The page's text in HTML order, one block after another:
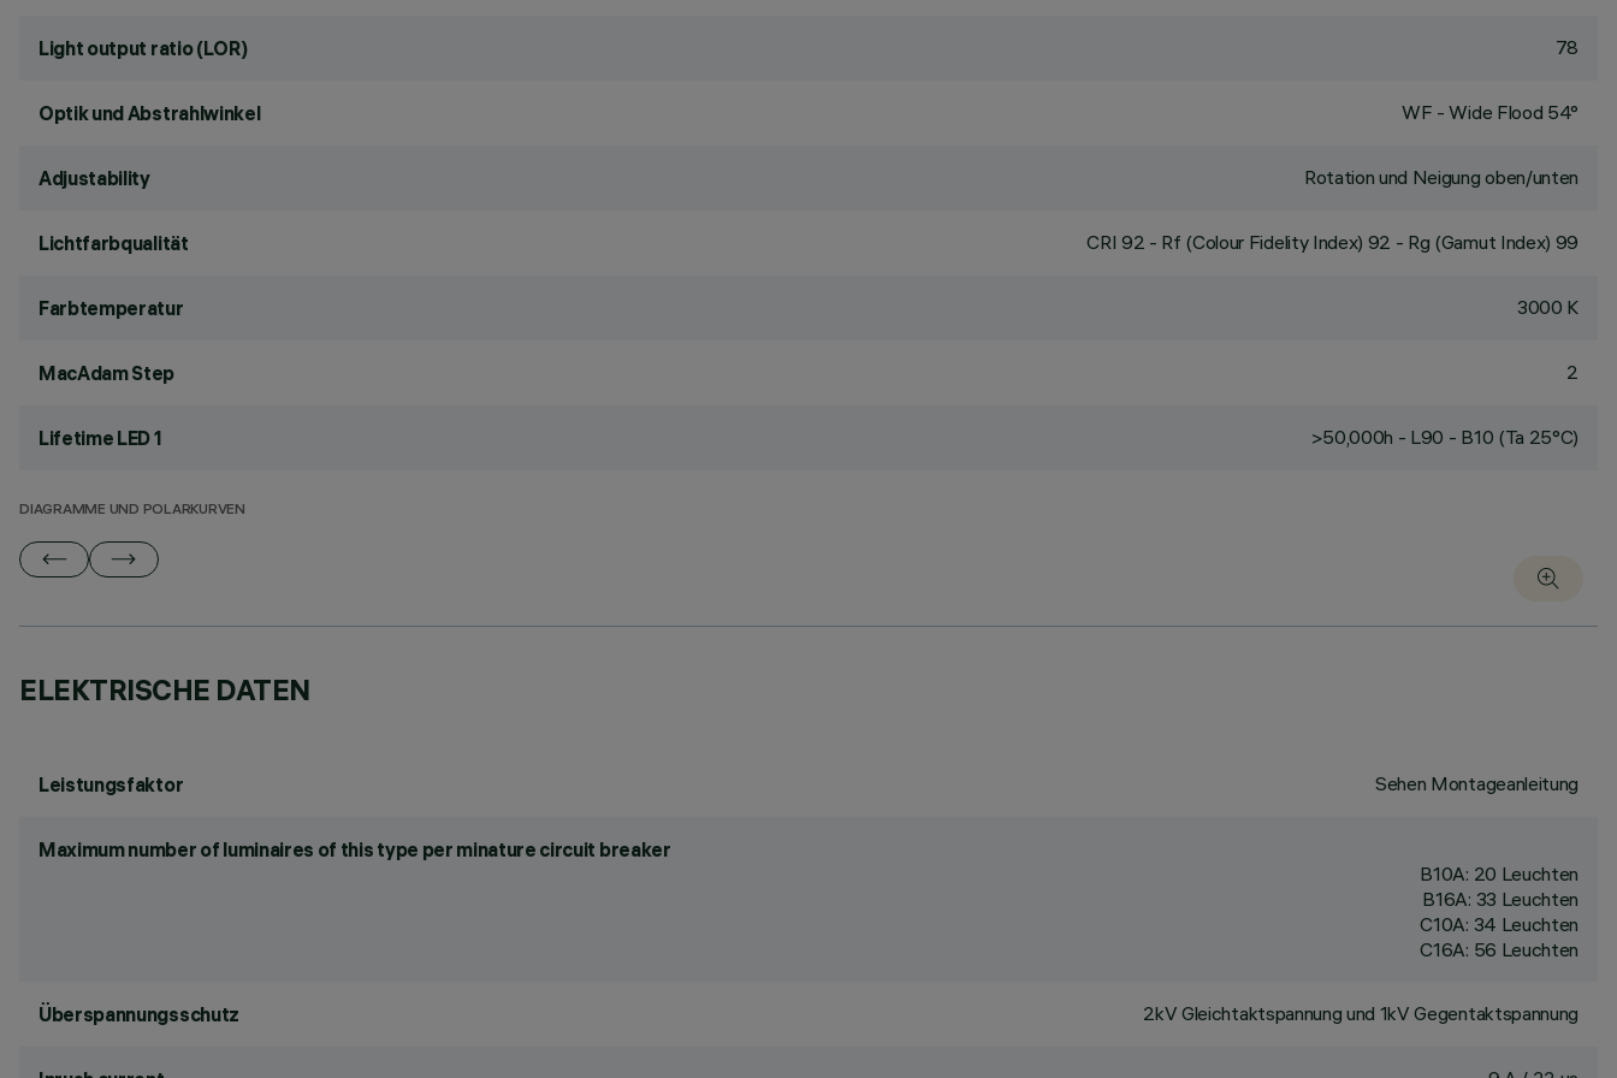
Light output ratio (LOR) 78
Optik und Abstrahlwinkel WF - Wide Flood 54°
Adjustability Rotation und Neigung oben/unten
Lichtfarbqualität CRI 92 - Rf (Colour Fidelity Index) 92 - Rg (Gamut Index) 99
Farbtemperatur 3000 K
MacAdam Step 2
Lifetime LED 1 >50,000h - L90 - B10 (Ta 25°C)
DIAGRAMME UND POLARKURVEN
ELEKTRISCHE DATEN
Leistungsfaktor Sehen Montageanleitung
Maximum number of luminaires of this type per minature circuit breaker
B10A: 20 Leuchten
B16A: 33 Leuchten
C10A: 34 Leuchten
C16A: 56 Leuchten
Überspannungsschutz 2kV Gleichtaktspannung und 1kV Gegentaktspannung